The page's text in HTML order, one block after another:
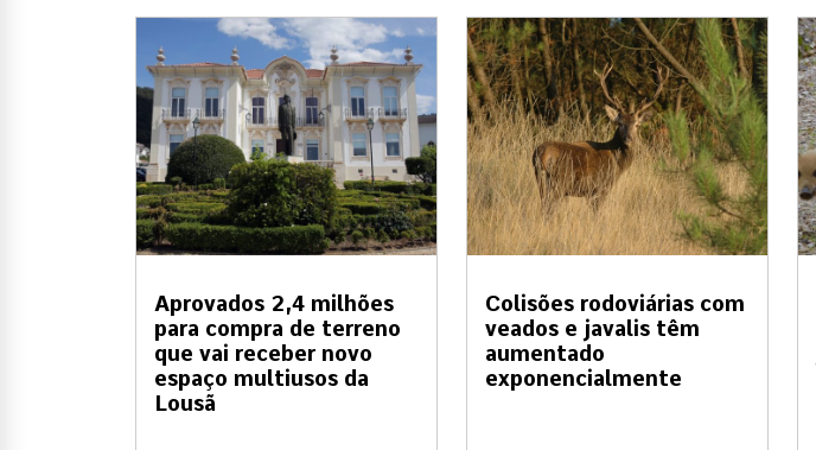
Aprovados 2,4 milhões
para compra de terreno
que vai receber novo
espaço multiusos da
Lousã
Colisões rodoviárias com
veados e javalis têm
aumentado
exponencialmente